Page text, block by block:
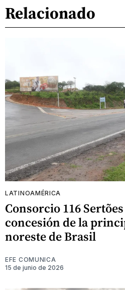
Relacionado
LATINOAMÉRICA
Consorcio 116
concesión de la
noreste de Brasil
EFE COMUNICA
15 de junio de 2026